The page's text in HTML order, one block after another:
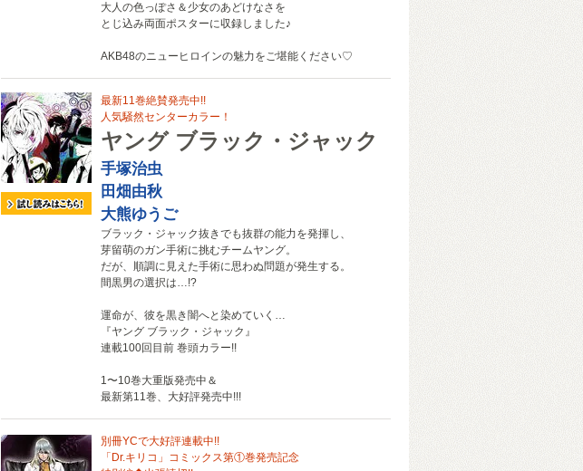
大人の色っぽさ＆少女のあどけなさを
とじ込み両面ポスターに収録しました♪
AKB48のニューヒロインの魅力をご堪能ください♡
最新11巻絶賛発売中!!
人気騒然センターカラー！
ヤング ブラック・ジャック
手塚治虫
田畑由秋
大熊ゆうご
ブラック・ジャック抜きでも抜群の能力を発揮し、
芽留萌のガン手術に挑むチームヤング。
だが、順調に見えた手術に思わぬ問題が発生する。
間黒男の選択は…!?
運命が、彼を黒き闇へと染めていく…
『ヤング ブラック・ジャック』
連載100回目前 巻頭カラー!!
1〜10巻大重版発売中＆
最新第11巻、大好評発売中!!!
別冊YCで大好評連載中!!
「Dr.キリコ」コミックス第①巻発売記念